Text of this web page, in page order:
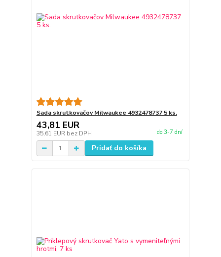
Sada skrutkovačov Milwaukee 4932478737 5 ks.
43,81 EUR
35,61 EUR bez DPH do 3-7 dní
Pridať do košíka